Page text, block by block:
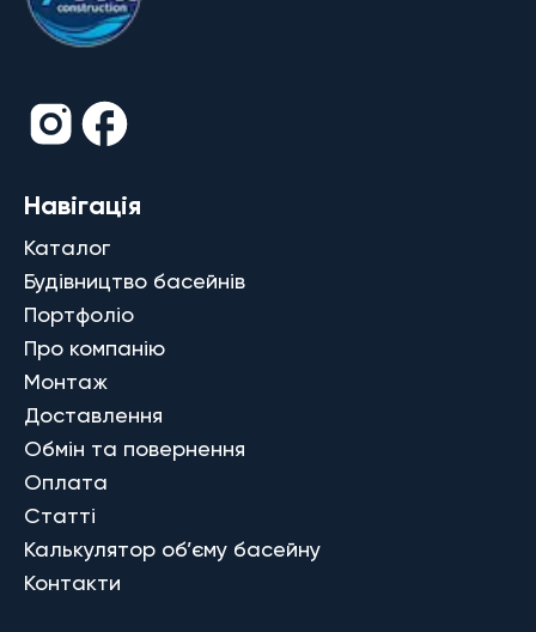
Навігація
Каталог
Будівництво басейнів
Портфоліо
Про компанію
Монтаж
Доставлення
Обмін та повернення
Оплата
Статті
Калькулятор об’єму басейну
Контакти